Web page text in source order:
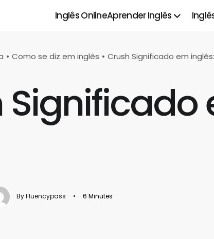
Inglês OnlineAprender Inglês
Como se diz em inglês Crush Significado em
Significado
ByFluencypass • 6 Minutes